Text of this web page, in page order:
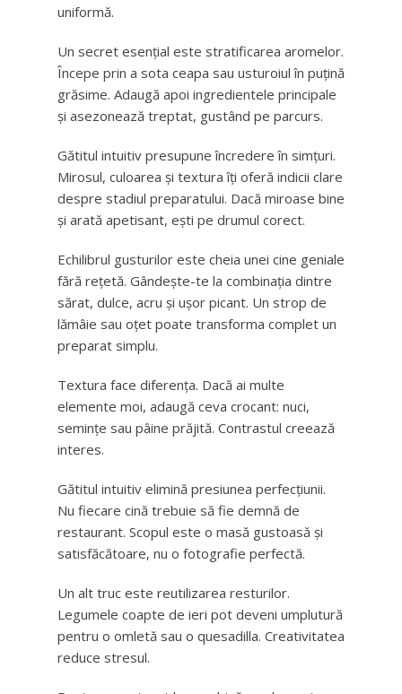
uniformă.
Un secret esențial este stratificarea aromelor.
Începe prin a sota ceapa sau usturoiul în puțină
grăsime. Adaugă apoi ingredientele principale
și asezonează treptat, gustând pe parcurs.
Gătitul intuitiv presupune încredere în simțuri.
Mirosul, culoarea și textura îți oferă indicii clare
despre stadiul preparatului. Dacă miroase bine
și arată apetisant, ești pe drumul corect.
Echilibrul gusturilor este cheia unei cine geniale
fără rețetă. Gândește-te la combinația dintre
sărat, dulce, acru și ușor picant. Un strop de
lămâie sau oțet poate transforma complet un
preparat simplu.
Textura face diferența. Dacă ai multe
elemente moi, adaugă ceva crocant: nuci,
semințe sau pâine prăjită. Contrastul creează
interes.
Gătitul intuitiv elimină presiunea perfecțiunii.
Nu fiecare cină trebuie să fie demnă de
restaurant. Scopul este o masă gustoasă și
satisfăcătoare, nu o fotografie perfectă.
Un alt truc este reutilizarea resturilor.
Legumele coapte de ieri pot deveni umplutură
pentru o omletă sau o quesadilla. Creativitatea
reduce stresul.